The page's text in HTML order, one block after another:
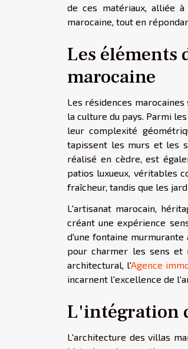
de ces matériaux, alliée
marocaine, tout en
Les
marocaine
Les résidences
la culture du pays. Parmi
leur complexité
tapissent les murs et les
réalisé en cèdre, est
patios luxueux, véritables
fraîcheur, tandis que les
L'artisanat marocain,
créant une expérience
d'une fontaine murmurante
pour charmer les sens et
architectural, l'Agence
incarnent l'excellence de
L'intégration
L'architecture des villas